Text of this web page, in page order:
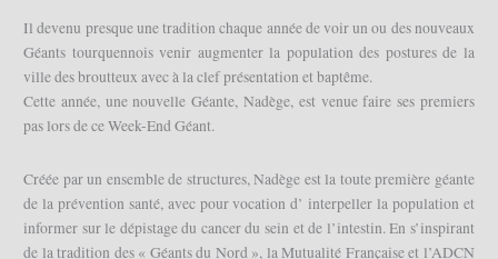
Il devenu presque une tradition chaque année de voir un ou des nouveaux
Géants tourquennois venir augmenter la population des postures de la
ville des broutteux avec à la clef présentation et baptême.
Cette année, une nouvelle Géante, Nadège, est venue faire ses premiers
pas lors de ce Week-End Géant.
Créée par un ensemble de structures, Nadège est la toute première géante
de la prévention santé, avec pour vocation d’ interpeller la population et
informer sur le dépistage du cancer du sein et de l’intestin. En s’inspirant
de la tradition des « Géants du Nord », la Mutualité Française et l’ADCN